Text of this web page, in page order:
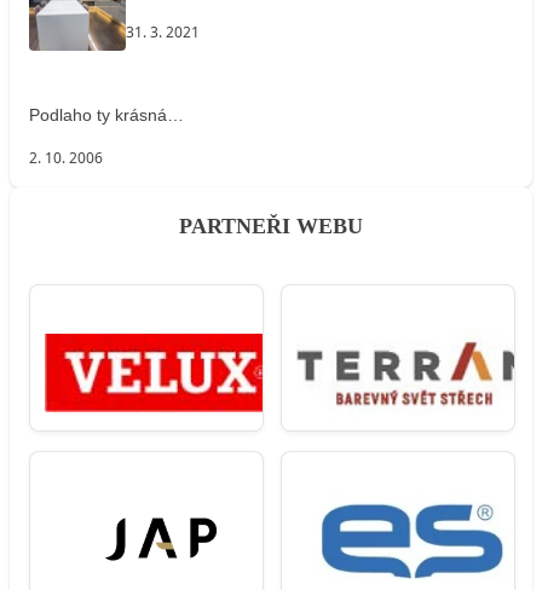
31. 3. 2021
Podlaho ty krásná…
2. 10. 2006
PARTNEŘI WEBU